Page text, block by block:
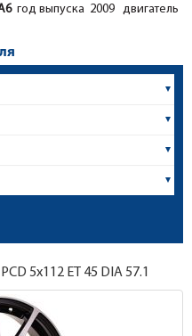
год выпуска 2009 двигатель
PCD 5x112 ET 45 DIA 57.1